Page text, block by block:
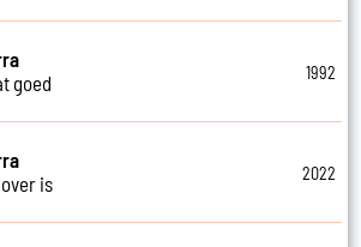
goed
1992
is
2022